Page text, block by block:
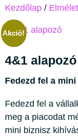
Kezdőlap /
Akció!
4&1 alapozó
Fedezd fel a
Fedezd fel a
meg a piacodat
mini biznisz